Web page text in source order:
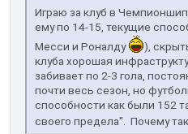
Играю за клуб в
ему по 14-15, текущие
Месси и Роналду
),
клуба хорошая
забивает по 2-3 гола,
почти весь сезон, но
способности как были 152
своего предела". Почему